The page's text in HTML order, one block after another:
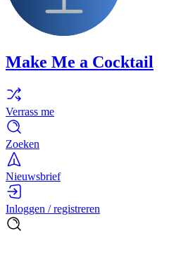
Make Me a Cocktail
Verrass me
Zoeken
Nieuwsbrief
Inloggen / registreren